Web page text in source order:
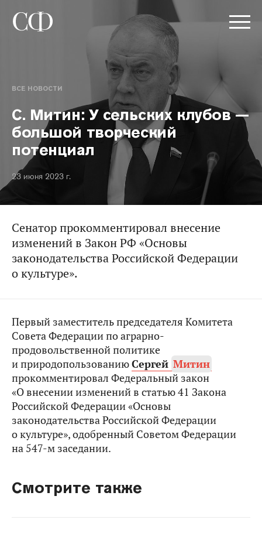
ВСЕ НОВОСТИ
С. Митин: У сельских клубов —
большой творческий
потенциал
23 июня 2023 г.
Сенатор прокомментировал внесение
изменений в Закон РФ «Основы
законодательства Российской Федерации
о культуре».
Первый заместитель председателя Комитета
Совета Федерации по аграрно-
продовольственной политике
и природопользованиюСергей Митин
прокомментировал Федеральный закон
«О внесении изменений в статью 41 Закона
Российской Федерации «Основы
законодательства Российской Федерации
о культуре», одобренный Советом Федерации
на 547-м заседании.
Смотрите также